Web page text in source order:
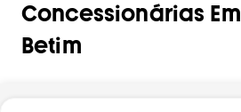
Concessionárias Em
Betim